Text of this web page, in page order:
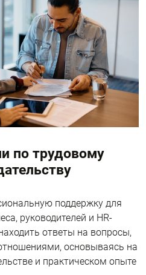
по трудовому
поддержку для
руководителей и HR-
ответы на вопросы,
основываясь на
и практическом опыте